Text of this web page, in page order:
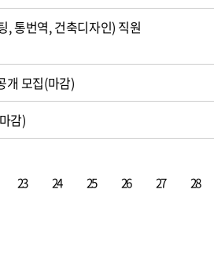
, 통번역, 건축디자인) 직원
개 모집(마감)
감)
23 24 25 26 27 28